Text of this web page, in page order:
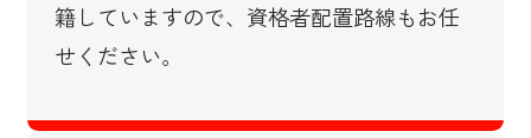
籍していますので、資格者配置路線もお任
せください。​